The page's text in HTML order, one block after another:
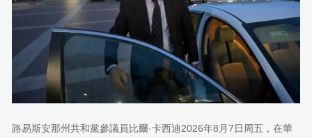
路易斯安那州共和黨參議員比爾·卡西迪2026年8月7日周五，在華